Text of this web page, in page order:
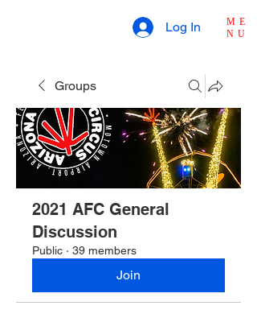
ME
NU
Log In
Groups
2021 AFC General
Discussion
Public · 39 members
Join